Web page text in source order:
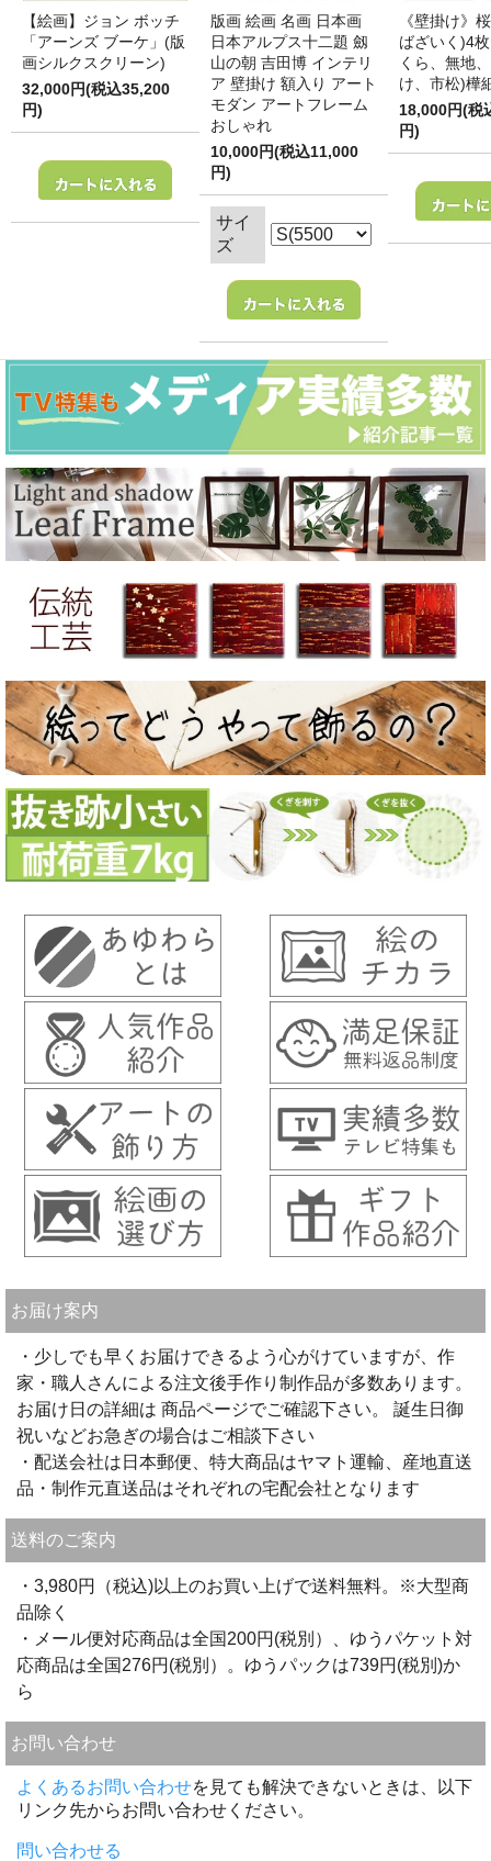
【絵画】ジョン ボッチ
「アーンズ ブーケ」(版
画シルクスクリーン)
32,000円(税込35,200
円)
版画 絵画 名画 日本画
日本アルプス十二題 劔
山の朝 吉田博 インテリ
ア 壁掛け 額入り アート
モダン アートフレーム
おしゃれ
10,000円(税込11,000
円)
サイ
ズ
《壁掛け》
ばざいく)4
くら、無地
け、市松)樺
18,000円(税
円)
お届け案内
・少しでも早くお届けできるよう心がけていますが、作
家・職人さんによる注文後手作り制作品が多数あります。
お届け日の詳細は 商品ページでご確認下さい。 誕生日御
祝いなどお急ぎの場合はご相談下さい
・配送会社は日本郵便、特大商品はヤマト運輸、産地直送
品・制作元直送品はそれぞれの宅配会社となります
送料のご案内
・3,980円（税込)以上のお買い上げで送料無料。※大型商
品除く
・メール便対応商品は全国200円(税別）、ゆうパケット対
応商品は全国276円(税別）。ゆうパックは739円(税別)か
ら
お問い合わせ
よくあるお問い合わせを見ても解決できないときは、以下
リンク先からお問い合わせください。
問い合わせる